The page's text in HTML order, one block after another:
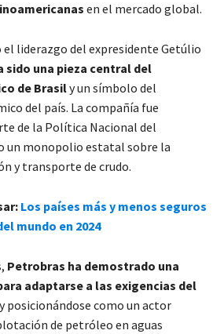
en el mercado global.
el liderazgo del expresidente Getúlio
sido una pieza central del
de Brasily un símbolo del
del país. La compañía fue
de la Política Nacional del
un monopolio estatal sobre la
y transporte de crudo.
Los países más y menos seguros
mundo en 2024
Petrobras ha demostrado una
adaptarse a las exigencias del
posicionándose como un actor
de petróleo en aguas